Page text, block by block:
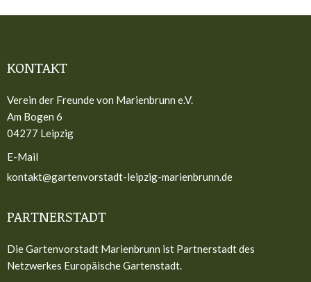
KONTAKT
Verein der Freunde von Marienbrunn e.V.
Am Bogen 6
04277 Leipzig
E-Mail
kontakt@gartenvorstadt-leipzig-marienbrunn.de
PARTNERSTADT
Die Gartenvorstadt Marienbrunn ist Partnerstadt des
Netzwerkes Europäische Gartenstadt.